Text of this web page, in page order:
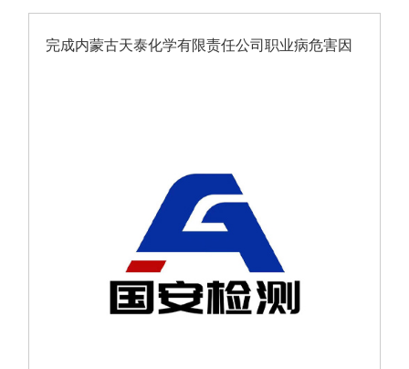
完成内蒙古天泰化学有限责任公司职业病危害因